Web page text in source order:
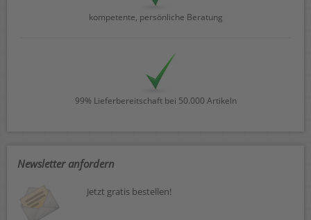
kompetente, persönliche Beratung
99% Lieferbereitschaft bei 50.000 Artikeln
Newsletter anfordern
Jetzt gratis bestellen!